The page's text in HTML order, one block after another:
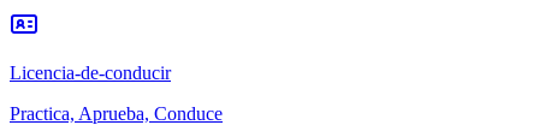
Licencia-de-conducir
Practica, Aprueba, Conduce